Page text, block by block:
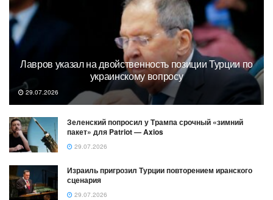
Лавров указал на двойственность позиции Турции по
украинскому вопросу
29.07.2026
Зеленский попросил у Трампа срочный «зимний
пакет» для Patriot — Axios
29.07.2026
Израиль пригрозил Турции повторением иранского
сценария
29.07.2026